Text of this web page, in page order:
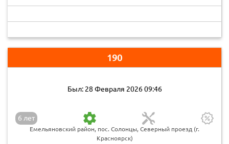
190
Был: 28 Февраля 2026 09:46
6 лет
Емельяновский район, пос. Солонцы, Северный проезд (г.
Красноярск)